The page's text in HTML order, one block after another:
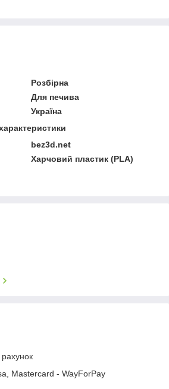
Розбірна
Для печива
Україна
bez3d.net
Харчовий пластик (PLA)
Mastercard - WayForPay